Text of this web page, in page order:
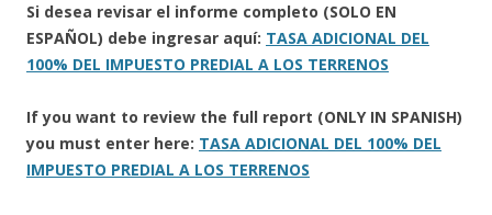
Si desea revisar el informe completo (SOLO EN
ESPAÑOL) debe ingresar aquí: TASA ADICIONAL DEL
100% DEL IMPUESTO PREDIAL A LOS TERRENOS
If you want to review the full report (ONLY IN SPANISH)
you must enter here: TASA ADICIONAL DEL 100% DEL
IMPUESTO PREDIAL A LOS TERRENOS